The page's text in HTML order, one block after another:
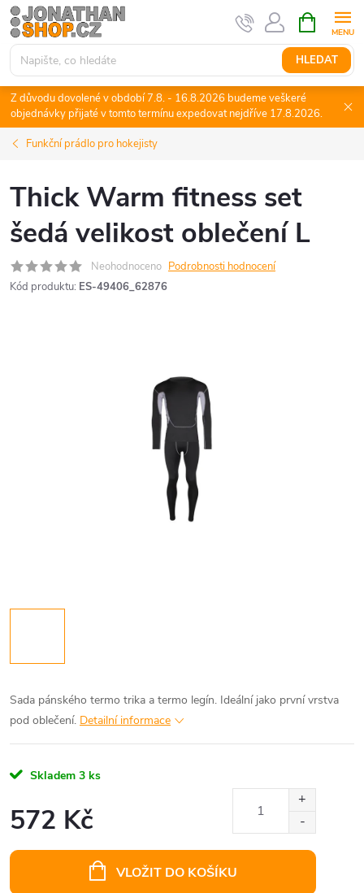
Přejít
na
obsah
HLEDAT
NÁKUPNÍ
KOŠÍK
Z důvodu dovolené v období 7.8. - 16.8.2026 budeme veškeré
objednávky přijaté v tomto termínu expedovat nejdříve 17.8.2026.
Funkční prádlo pro hokejisty
Thick Warm fitness set
šedá velikost oblečení L
Neohodnoceno Podrobnosti hodnocení
Kód produktu: ES-49406_62876
Sada pánského termo trika a termo legín. Ideální jako první vrstva
pod oblečení. Detailní informace
Skladem 3 ks
572 Kč
VLOŽIT DO KOŠÍKU